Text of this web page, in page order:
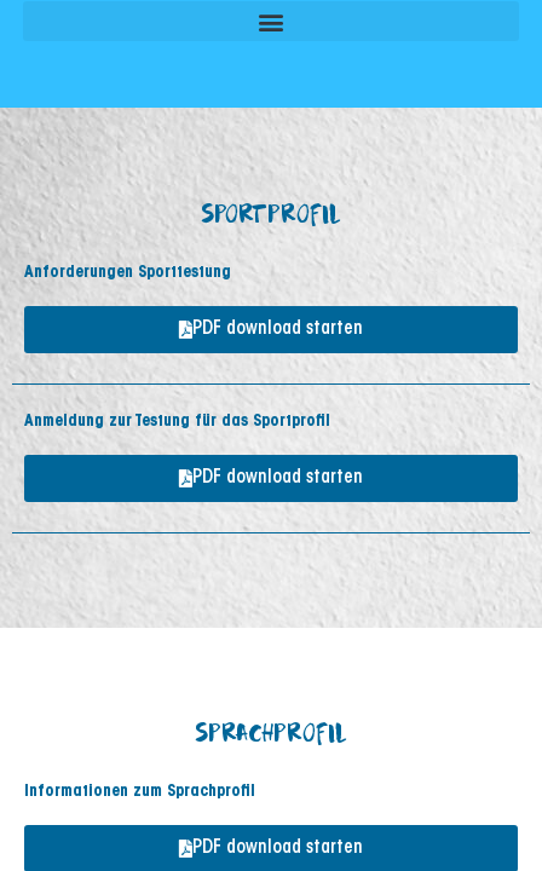
SPORTPROFIL
Anforderungen Sporttestung
PDF download starten
Anmeldung zur Testung für das Sportprofil
PDF download starten
SPRACHPROFIL
Informationen zum Sprachprofil
PDF download starten